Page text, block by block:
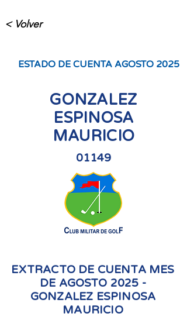
< Volver
ESTADO DE CUENTA AGOSTO 2025
GONZALEZ
ESPINOSA
MAURICIO
01149
EXTRACTO DE CUENTA MES
DE AGOSTO 2025 -
GONZALEZ ESPINOSA
MAURICIO